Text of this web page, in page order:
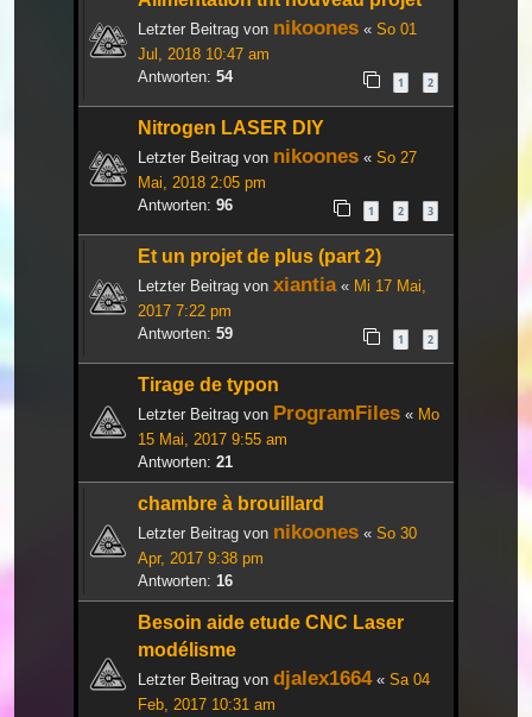
Letzter Beitrag von nikoones « So 01
Jul, 2018 10:47 am
Antworten: 54 1 2
Nitrogen LASER DIY
Letzter Beitrag von nikoones « So 27
Mai, 2018 2:05 pm
Antworten: 96 1 2 3
Et un projet de plus (part 2)
Letzter Beitrag von xiantia« Mi 17 Mai,
2017 7:22 pm
Antworten: 59 1 2
Tirage de typon
Letzter Beitrag von ProgramFiles « Mo
15 Mai, 2017 9:55 am
Antworten: 21
chambre à brouillard
Letzter Beitrag von nikoones « So 30
Apr, 2017 9:38 pm
Antworten: 16
Besoin aide etude CNC Laser
modélisme
Letzter Beitrag von djalex1664« Sa 04
Feb, 2017 10:31 am